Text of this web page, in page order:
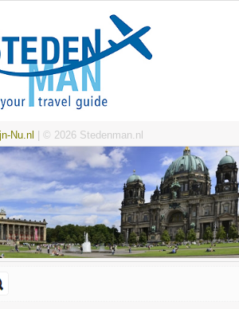
Nu.nl | © 2026 Stedenman.nl